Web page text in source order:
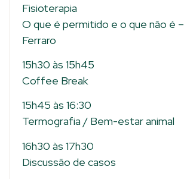
Fisioterapia
O que é permitido e o que não é –
Ferraro
15h30 às 15h45
Coffee Break
15h45 às 16:30
Termografia / Bem-estar animal
16h30 às 17h30
Discussão de casos